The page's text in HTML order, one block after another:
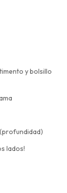
y bolsillo
lados!